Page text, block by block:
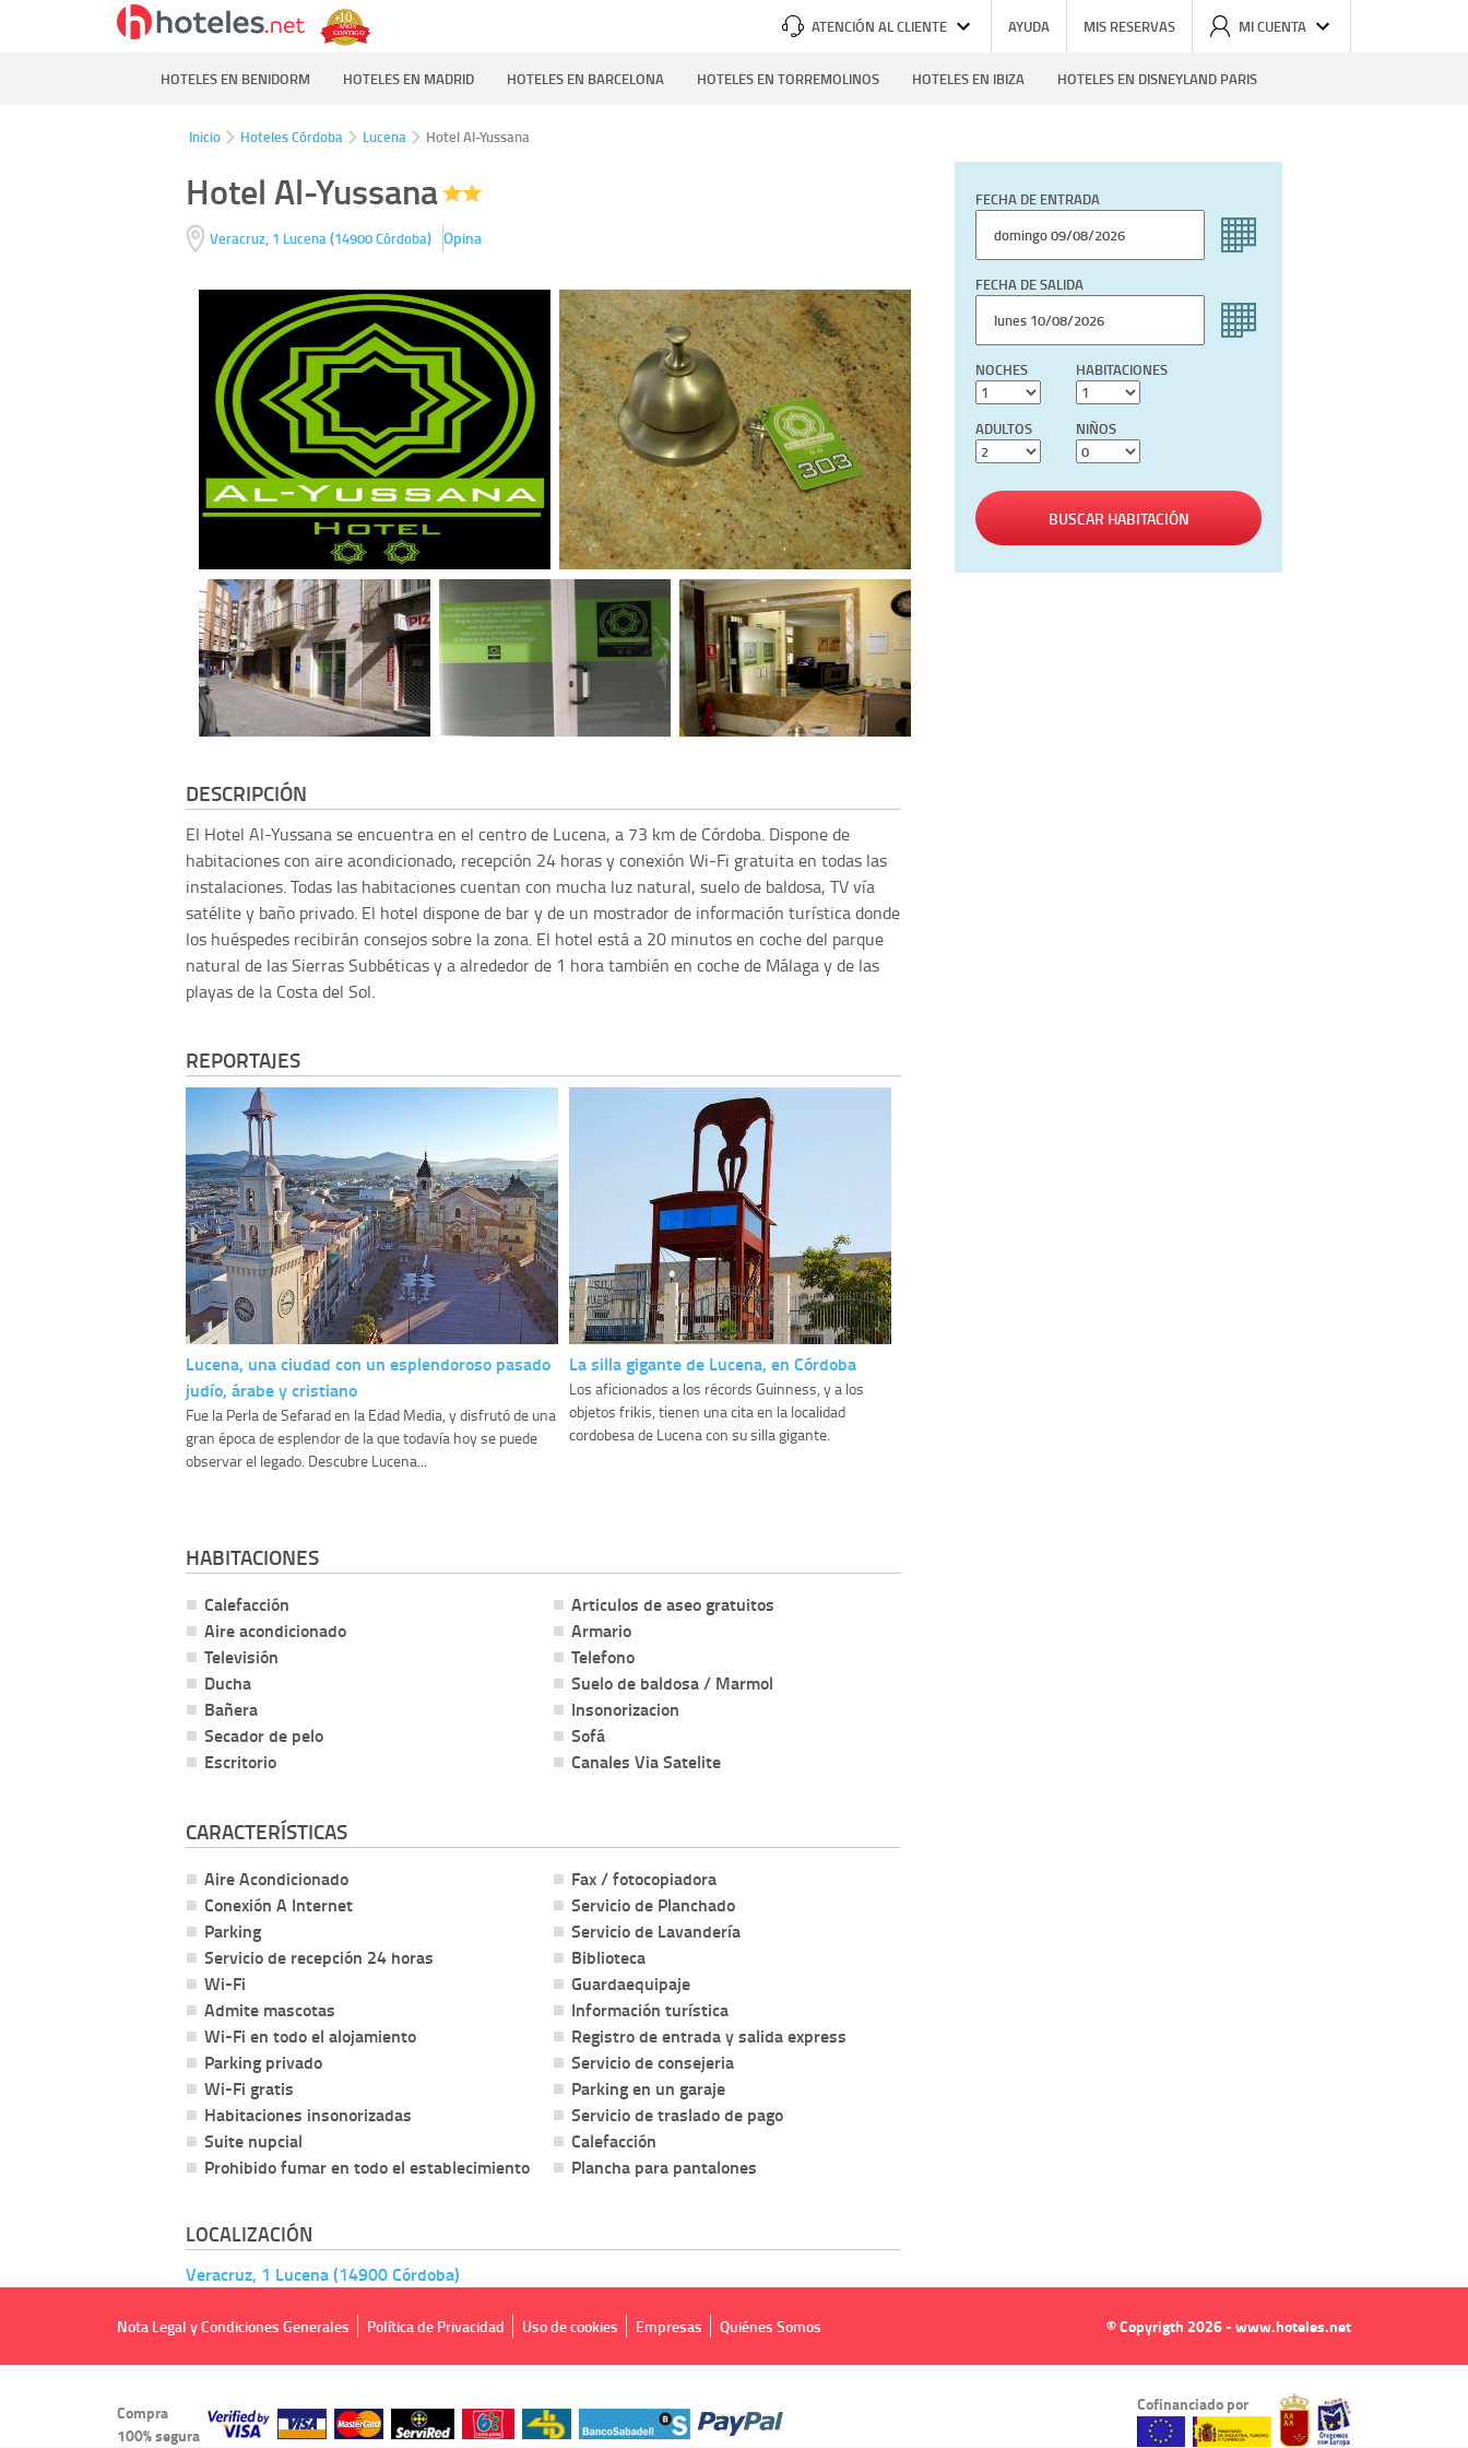
ATENCIÓN AL CLIENTE AYUDA MIS RESERVAS MI CUENTA
HOTELES EN BENIDORM HOTELES EN MADRID HOTELES EN BARCELONA HOTELES EN TORREMOLINOS HOTELES EN IBIZA HOTELES EN DISNEYLAND PARIS
Inicio Hoteles Córdoba Lucena Hotel Al-Yussana
Hotel Al-Yussana
Veracruz, 1 Lucena(14900Córdoba) Opina
DESCRIPCIÓN
El Hotel Al-Yussana se encuentra en el centro de Lucena, a 73 km de Córdoba. Dispone de
habitaciones con aire acondicionado, recepción 24 horas y conexión Wi-Fi gratuita en todas las
instalaciones. Todas las habitaciones cuentan con mucha luz natural, suelo de baldosa, TV vía
satélite y baño privado. El hotel dispone de bar y de un mostrador de información turística donde
los huéspedes recibirán consejos sobre la zona. El hotel está a 20 minutos en coche del parque
natural de las Sierras Subbéticas y a alrededor de 1 hora también en coche de Málaga y de las
playas de la Costa del Sol.
REPORTAJES
Lucena, una ciudad con un esplendoroso pasado
judío, árabe y cristiano
Fue la Perla de Sefarad en la Edad Media, y disfrutó de una
gran época de esplendor de la que todavía hoy se puede
observar el legado. Descubre Lucena...
La silla gigante de Lucena, en Córdoba
Los aficionados a los récords Guinness, y a los
objetos frikis, tienen una cita en la localidad
cordobesa de Lucena con su silla gigante.
HABITACIONES
Calefacción
Aire acondicionado
Televisión
Ducha
Bañera
Secador de pelo
Escritorio
Articulos de aseo gratuitos
Armario
Telefono
Suelo de baldosa / Marmol
Insonorizacion
Sofá
Canales Via Satelite
CARACTERÍSTICAS
Aire Acondicionado
Conexión A Internet
Parking
Servicio de recepción 24 horas
Wi-Fi
Admite mascotas
Wi-Fi en todo el alojamiento
Parking privado
Wi-Fi gratis
Habitaciones insonorizadas
Suite nupcial
Prohibido fumar en todo el establecimiento
Fax / fotocopiadora
Servicio de Planchado
Servicio de Lavandería
Biblioteca
Guardaequipaje
Información turística
Registro de entrada y salida express
Servicio de consejeria
Parking en un garaje
Servicio de traslado de pago
Calefacción
Plancha para pantalones
LOCALIZACIÓN
Veracruz, 1 Lucena (14900 Córdoba)
FECHA DE ENTRADA
FECHA DE SALIDA
NOCHES HABITACIONES
ADULTOS NIÑOS
BUSCAR HABITACIÓN
Nota Legal y Condiciones Generales Política de Privacidad Uso de cookies Empresas Quiénes Somos © Copyrigth 2026 - www.hoteles.net
Compra
100% segura
Cofinanciado por